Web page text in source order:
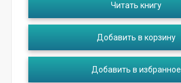
Читать книгу
Добавить в корзину
Добавить в избранное